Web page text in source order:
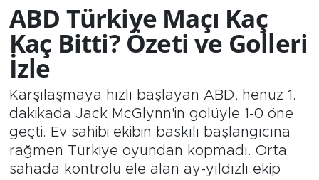
ABD Türkiye Maçı Kaç
Kaç Bitti? Özeti ve Golleri
İzle
Karşılaşmaya hızlı başlayan ABD, henüz 1.
dakikada Jack McGlynn'in golüyle 1-0 öne
geçti. Ev sahibi ekibin baskılı başlangıcına
rağmen Türkiye oyundan kopmadı. Orta
sahada kontrolü ele alan ay-yıldızlı ekip
Güncel
İş ve Ekonomi
Moda-Magazin-Eğlence
Sağlık
Sağlık Turizmi
Trafik Durumu
Şampiyonlar Ligi Puan Durumu ve Fikstür
Tüm Manşetler
Son Dakika Haberleri
Haber Arşivi